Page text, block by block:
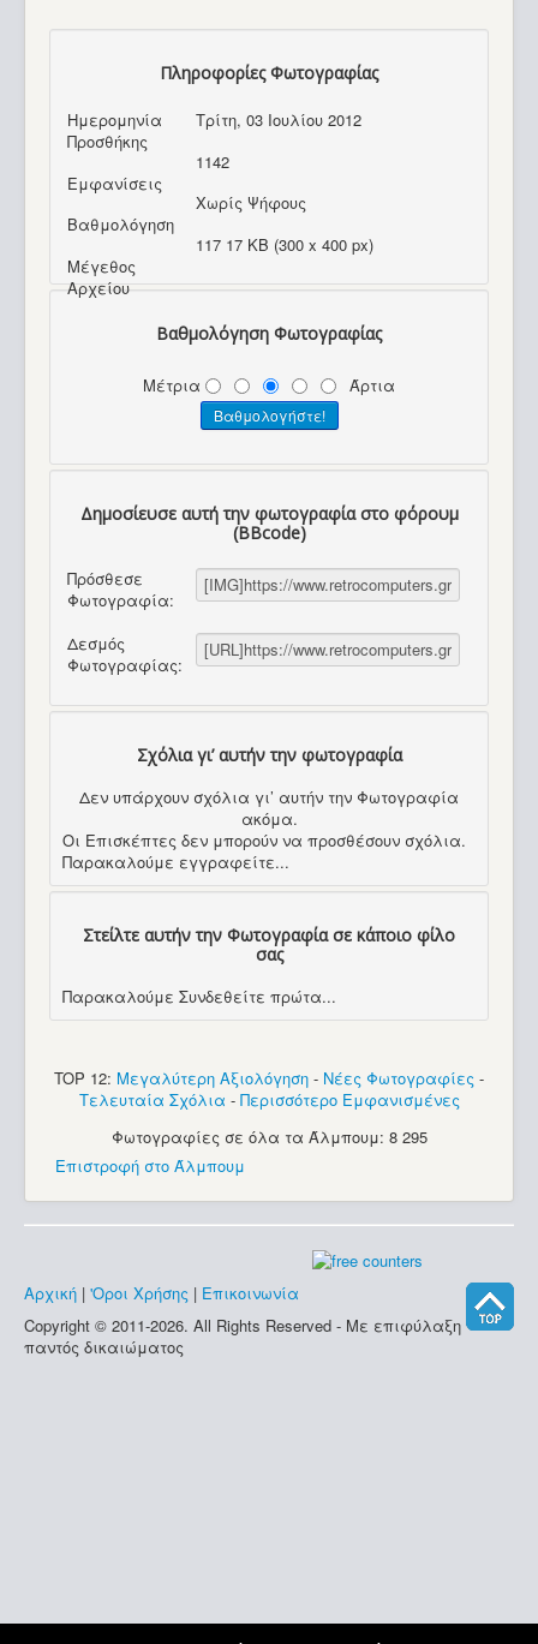
Πληροφορίες Φωτογραφίας
Ημερομηνία
Προσθήκης
Τρίτη, 03 Ιουλίου 2012
Εμφανίσεις
1142
Βαθμολόγηση
Χωρίς Ψήφους
Μέγεθος
Αρχείου
117 17 KB (300 x 400 px)
Βαθμολόγηση Φωτογραφίας
Μέτρια Άρτια
Δημοσίευσε αυτή την φωτογραφία στο φόρουμ
(BBcode)
Πρόσθεσε
Φωτογραφία:
Δεσμός
Φωτογραφίας:
Σχόλια γι’ αυτήν την φωτογραφία
Δεν υπάρχουν σχόλια γι’ αυτήν την Φωτογραφία
ακόμα.
Οι Επισκέπτες δεν μπορούν να προσθέσουν σχόλια.
Παρακαλούμε εγγραφείτε...
Στείλτε αυτήν την Φωτογραφία σε κάποιο φίλο
σας
Παρακαλούμε Συνδεθείτε πρώτα...
TOP 12: Μεγαλύτερη Αξιολόγηση - Νέες Φωτογραφίες -
Τελευταία Σχόλια - Περισσότερο Εμφανισμένες
Φωτογραφίες σε όλα τα Άλμπουμ: 8 295
Επιστροφή στο Άλμπουμ
Αρχική | 'Οροι Χρήσης | Επικοινωνία
Copyright © 2011-2026. All Rights Reserved - Με επιφύλαξη
παντός δικαιώματος